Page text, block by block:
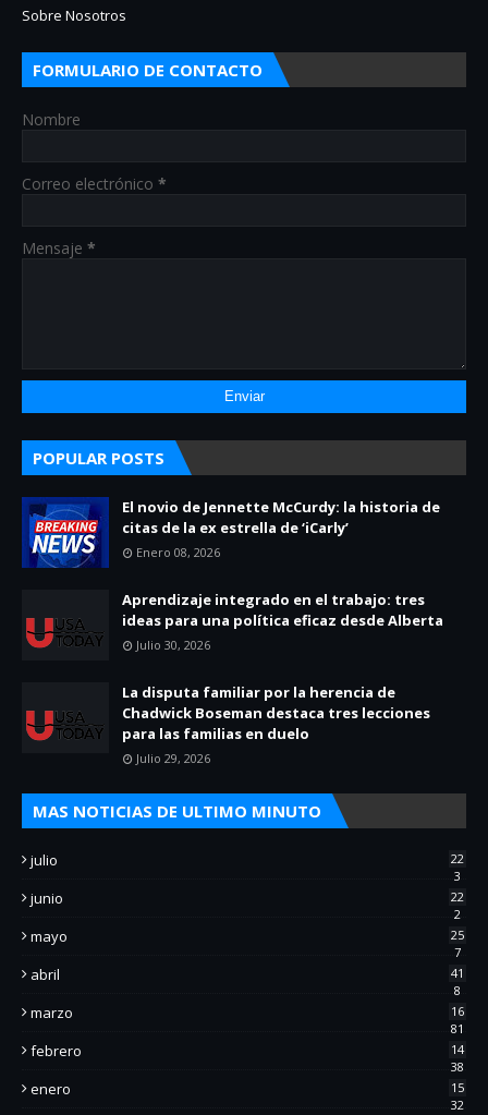
Sobre Nosotros
FORMULARIO DE CONTACTO
Nombre
Correo electrónico *
Mensaje *
POPULAR POSTS
El novio de Jennette McCurdy: la historia de
citas de la ex estrella de ‘iCarly’
Enero 08, 2026
Aprendizaje integrado en el trabajo: tres
ideas para una política eficaz desde Alberta
Julio 30, 2026
La disputa familiar por la herencia de
Chadwick Boseman destaca tres lecciones
para las familias en duelo
Julio 29, 2026
MAS NOTICIAS DE ULTIMO MINUTO
julio
22
3
junio
22
2
mayo
25
7
abril
41
8
marzo
16
81
febrero
14
38
enero
15
32